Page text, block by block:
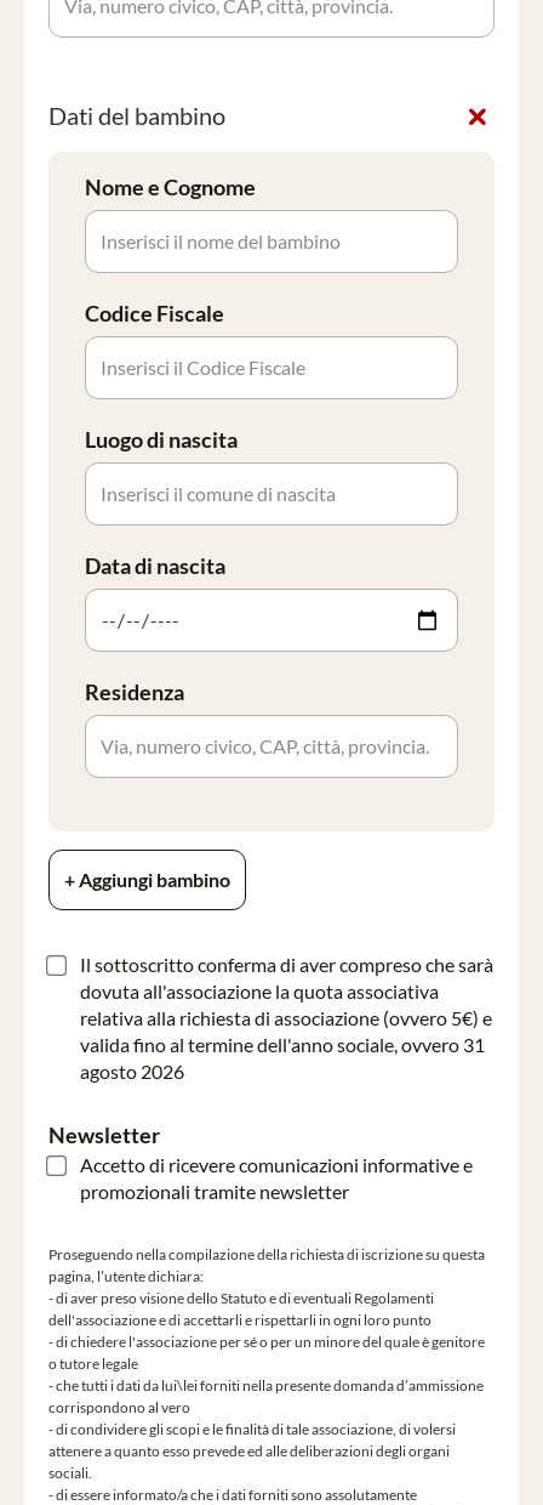
Dati del bambino
Nome e Cognome
Codice Fiscale
Luogo di nascita
Data di nascita
Residenza
+ Aggiungi bambino
Il sottoscritto conferma di aver compreso che sarà
dovuta all'associazione la quota associativa
relativa alla richiesta di associazione (ovvero 5€) e
valida fino al termine dell'anno sociale, ovvero 31
agosto 2026
Newsletter
Accetto di ricevere comunicazioni informative e
promozionali tramite newsletter
Proseguendo nella compilazione della richiesta di iscrizione su questa
pagina, l’utente dichiara:
- di aver preso visione dello Statuto e di eventuali Regolamenti
dell'associazione e di accettarli e rispettarli in ogni loro punto
- di chiedere l'associazione per sé o per un minore del quale è genitore
o tutore legale
- che tutti i dati da lui\lei forniti nella presente domanda d’ammissione
corrispondono al vero
- di condividere gli scopi e le finalità di tale associazione, di volersi
attenere a quanto esso prevede ed alle deliberazioni degli organi
sociali.
- di essere informato/a che i dati forniti sono assolutamente